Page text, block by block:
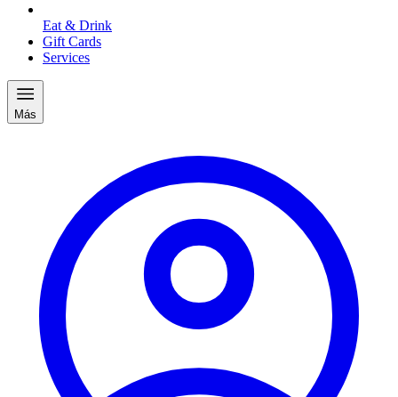
Eat & Drink
Gift Cards
Services
Más